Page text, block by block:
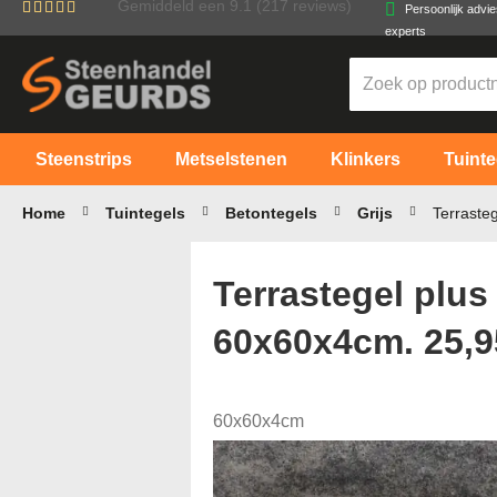
inhoud
Gemiddeld een 9.1 (217 reviews)
Persoonlijk
experts
Steenstrips Metselstenen Klinkers
Home Tuintegels Betontegels Grijs
Terrastegel
60x60x4cm.
60x60x4cm
Ga
naar